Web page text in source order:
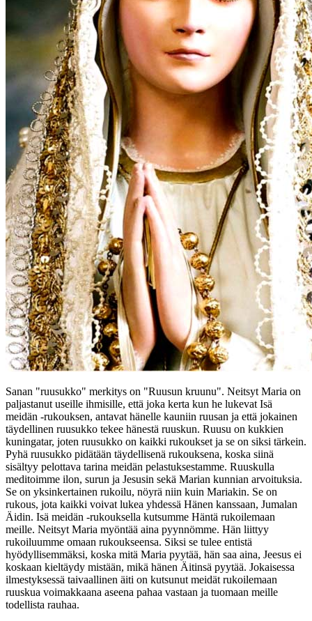
Sanan "ruusukko" merkitys on "Ruusun kruunu". Neitsyt Maria on
paljastanut useille ihmisille, että joka kerta kun he lukevat Isä
meidän -rukouksen, antavat hänelle kauniin ruusan ja että jokainen
täydellinen ruusukko tekee hänestä ruuskun. Ruusu on kukkien
kuningatar, joten ruusukko on kaikki rukoukset ja se on siksi tärkein.
Pyhä ruusukko pidätään täydellisenä rukouksena, koska siinä
sisältyy pelottava tarina meidän pelastuksestamme. Ruuskulla
meditoimme ilon, surun ja Jesusin sekä Marian kunnian arvoituksia.
Se on yksinkertainen rukoilu, nöyrä niin kuin Mariakin. Se on
rukous, jota kaikki voivat lukea yhdessä Hänen kanssaan, Jumalan
Äidin. Isä meidän -rukouksella kutsumme Häntä rukoilemaan
meille. Neitsyt Maria myöntää aina pyynnömme. Hän liittyy
rukoiluumme omaan rukoukseensa. Siksi se tulee entistä
hyödyllisemmäksi, koska mitä Maria pyytää, hän saa aina, Jeesus ei
koskaan kieltäydy mistään, mikä hänen Äitinsä pyytää. Jokaisessa
ilmestyksessä taivaallinen äiti on kutsunut meidät rukoilemaan
ruuskua voimakkaana aseena pahaa vastaan ja tuomaan meille
todellista rauhaa.